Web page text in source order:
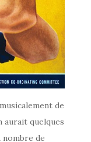
de
aurait quelques
nombre de